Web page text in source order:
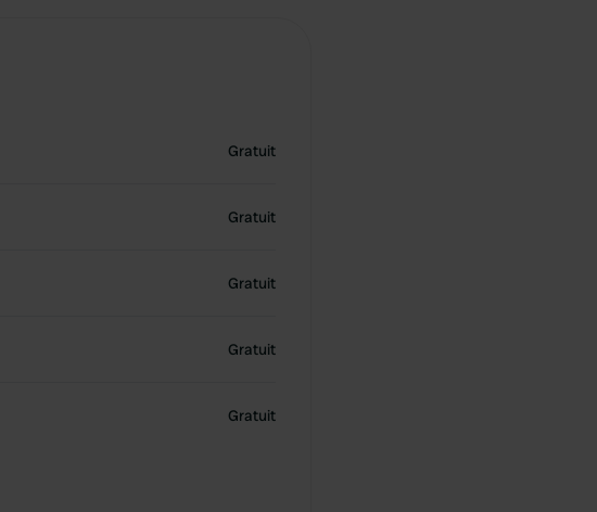
Gratuit
Gratuit
Gratuit
Gratuit
Gratuit